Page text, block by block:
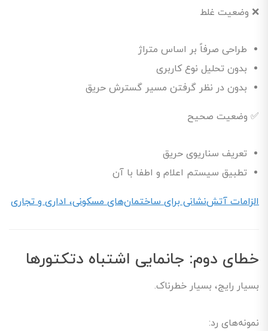
❌ وضعیت غلط
طراحی صرفاً بر اساس متراژ
بدون تحلیل نوع کاربری
بدون در نظر گرفتن مسیر گسترش حریق
✅ وضعیت صحیح
تعریف سناریوی حریق
تطبیق سیستم اعلام و اطفا با آن
الزامات آتش‌نشانی برای ساختمان‌های مسکونی، اداری و تجاری
خطای دوم: جانمایی اشتباه دتکتورها
بسیار رایج، بسیار خطرناک.
نمونه‌های رد: